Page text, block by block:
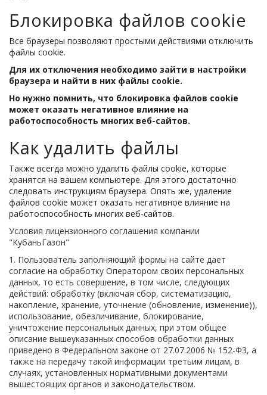
Блокировка файлов cookie
Все браузеры позволяют простыми действиями отключить
файлы cookie.
Для их отключения необходимо зайти в настройки
браузера и найти в них файлы cookie.
Но нужно помнить, что блокировка файлов cookie
может оказать негативное влияние на
работоспособность многих веб-сайтов.
Как удалить файлы
Также всегда можно удалить файлы cookie, которые
хранятся на вашем компьютере. Для этого достаточно
следовать инструкциям браузера. Опять же, удаление
файлов cookie может оказать негативное влияние на
работоспособность многих веб-сайтов.
Условия лицензионного соглашения компании
"КубаньГазон"
1. Пользователь заполняющий формы на сайте дает
согласие на обработку Оператором своих персональных
данных, то есть совершение, в том числе, следующих
действий: обработку (включая сбор, систематизацию,
накопление, хранение, уточнение (обновление, изменение)),
использование, обезличивание, блокирование,
уничтожение персональных данных, при этом общее
описание вышеуказанных способов обработки данных
приведено в Федеральном законе от 27.07.2006 № 152-ФЗ, а
также на передачу такой информации третьим лицам, в
случаях, установленных нормативными документами
вышестоящих органов и законодательством.